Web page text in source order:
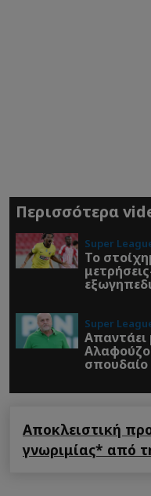
Περισσότερα
Super
Το
Super
Απαντάει
Αλαφούζος - Δίνει 5
Αποκλειστική
γνωριμίας* από